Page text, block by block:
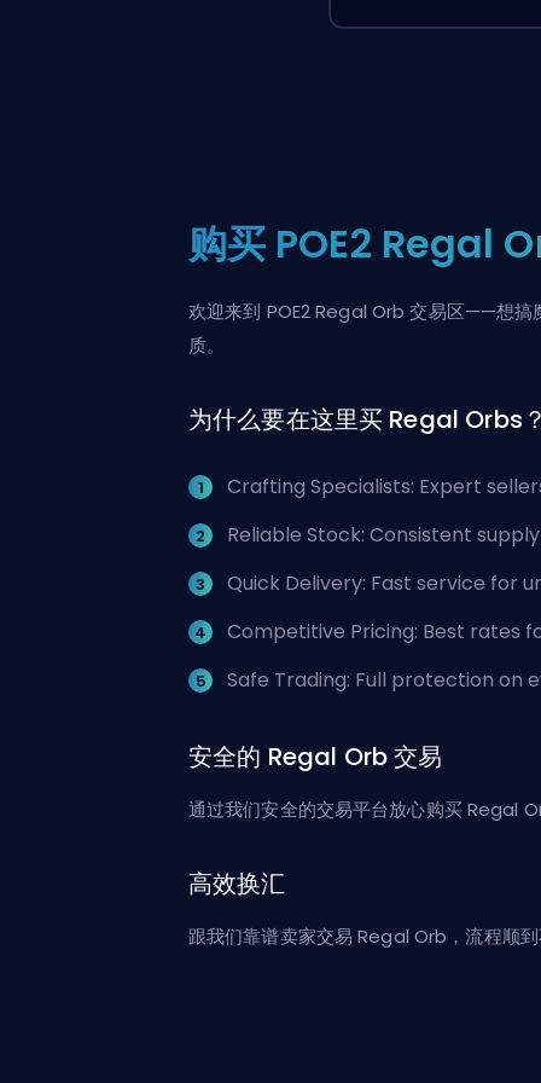
购买 POE2 Regal
欢迎来到 POE2 Regal Orb 交易区——想
质。
为什么要在这里买 Regal Orbs
Crafting Specialists: Expert
Reliable Stock: Consistent
Quick Delivery: Fast service for
Competitive Pricing: Best rates
Safe Trading: Full protection on
安全的 Regal Orb 交易
通过我们安全的交易平台放心购买 Regal
高效换汇
跟我们靠谱卖家交易 Regal Orb，流程顺